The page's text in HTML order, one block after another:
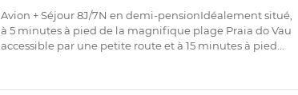
Avion + Séjour 8J/7N en demi-pensionIdéalement situé,
à 5 minutes à pied de la magnifique plage Praia do Vau
accessible par une petite route et à 15 minutes à pied...